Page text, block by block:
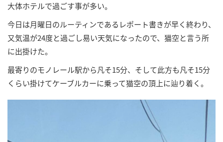
大体ホテルで過ごす事が多い。
今日は月曜日のルーティンであるレポート書きが早く終わり、
又気温が24度と過ごし易い天気になったので、猫空と言う所
に出掛けた。
最寄りのモノレール駅から凡そ15分、そして此方も凡そ15分
くらい掛けてケーブルカーに乗って猫空の頂上に辿り着く。